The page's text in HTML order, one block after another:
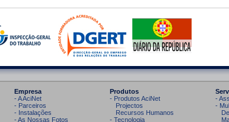
Empresa
- A AciNet
- Parceiros
- Instalações
- As Nossas Fotos
Produtos
- Produtos AciNet
Projectos
Recursos Humanos
- Tecnologia
-
-